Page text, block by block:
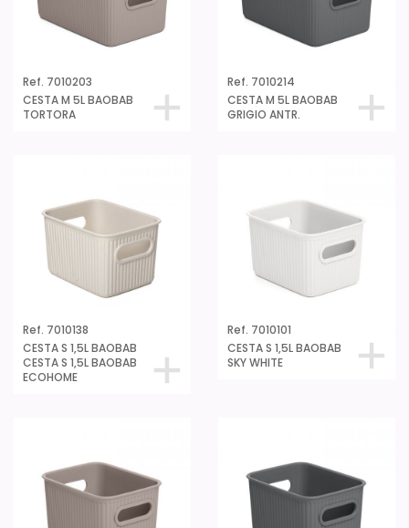
Ref. 7010203
CESTA M 5L BAOBAB
TORTORA
Ref. 7010214
CESTA M 5L BAOBAB
GRIGIO ANTR.
Ref. 7010138
CESTA S 1,5L BAOBAB
CESTA S 1,5L BAOBAB
ECOHOME
Ref. 7010101
CESTA S 1,5L BAOBAB
SKY WHITE